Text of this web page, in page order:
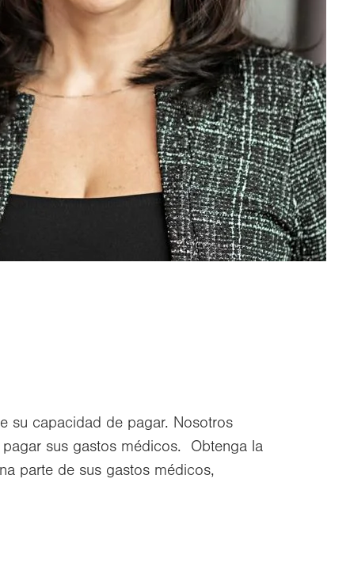
su capacidad de pagar. Nosotros
sus gastos médicos. Obtenga la
parte de sus gastos médicos,